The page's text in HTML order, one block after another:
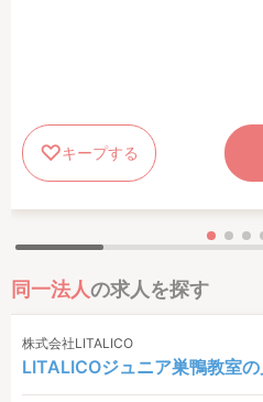
キープする
同一法人の求人を探す
株式会社LITALICO
LITALICOジュニア巣鴨教室